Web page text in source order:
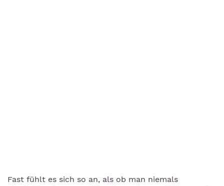
Fast fühlt es sich so an, als ob man niemals